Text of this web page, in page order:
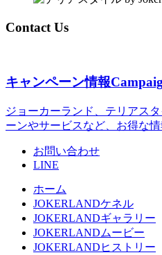
Contact Us
キャンペーン情報
ジョーカーランド、テリアス
ーンやサービスなど、お得な
お問い合わせ
LINE
ホーム
JOKERLANDケネル
JOKERLANDギャラリー
JOKERLANDムービー
JOKERLANDヒストリー